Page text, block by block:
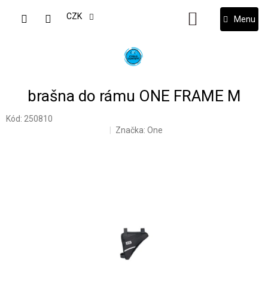
CZK
NÁKUPNÍ
KOŠÍK
brašna do rámu ONE FRAME M
Kód: 250810
Značka:One